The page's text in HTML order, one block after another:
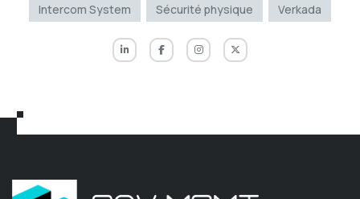
Intercom System Sécurité physique Verkada